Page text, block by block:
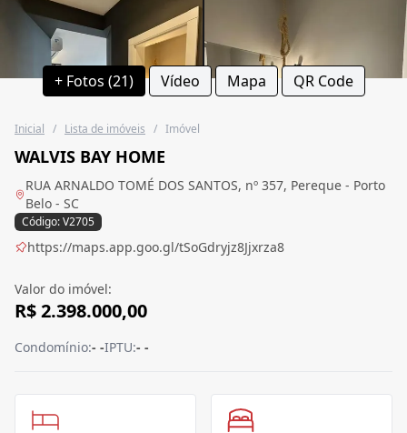
+ Fotos (21) Vídeo Mapa QR Code
Inicial / Lista de imóveis / Imóvel
WALVIS BAY HOME
RUA ARNALDO TOMÉ DOS SANTOS, nº 357, Pereque - Porto
Belo - SC
Código: V2705
https://maps.app.goo.gl/tSoGdryjz8Jjxrza8
Valor do imóvel:
R$ 2.398.000,00
Condomínio:- -IPTU:- -